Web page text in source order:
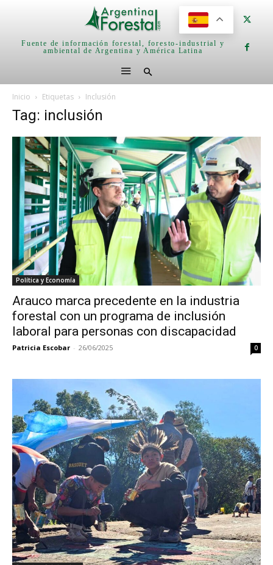
Fuente de información forestal, foresto-industrial y
ambiental de Argentina y América Latina
Inicio Etiquetas Inclusión
Tag: inclusión
Política y Economía
Arauco marca precedente en la industria
forestal con un programa de inclusión
laboral para personas con discapacidad
Patricia Escobar - 26/06/2025 0